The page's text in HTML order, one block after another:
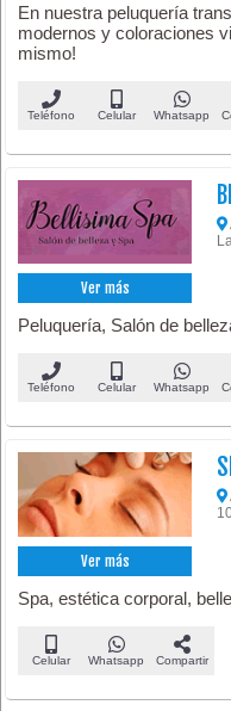
En nuestra peluquería
modernos y coloraciones
mismo!
Teléfono Celular Whatsapp
Ver más
Peluquería, Salón de
Teléfono Celular Whatsapp
Ver más
Spa, estética corporal,
Celular Whatsapp Compartir